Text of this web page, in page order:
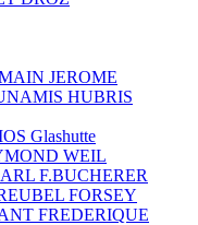
JEROME
HUBRIS
Glashutte
WEIL
F.BUCHERER
FORSEY
FREDERIQUE